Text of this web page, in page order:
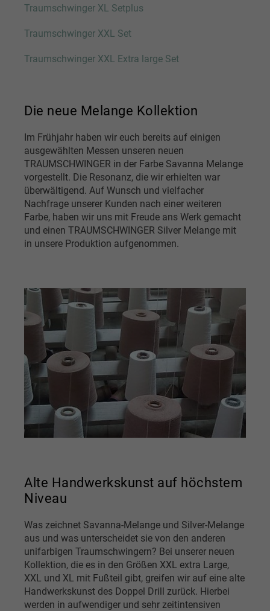
Traumschwinger XL Setplus
Traumschwinger XXL Set
Traumschwinger XXL Extra large Set
Die neue Melange Kollektion
Im Frühjahr haben wir euch bereits auf einigen
ausgewählten Messen unseren neuen
TRAUMSCHWINGER in der Farbe Savanna Melange
vorgestellt. Die Resonanz, die wir erhielten war
überwältigend. Auf Wunsch und vielfacher
Nachfrage unserer Kunden nach einer weiteren
Farbe, haben wir uns mit Freude ans Werk gemacht
und einen TRAUMSCHWINGER Silver Melange mit
in unsere Produktion aufgenommen.
Alte Handwerkskunst auf höchstem
Niveau
Was zeichnet Savanna-Melange und Silver-Melange
aus und was unterscheidet sie von den anderen
unifarbigen Traumschwingern? Bei unserer neuen
Kollektion, die es in den Größen XXL extra Large,
XXL und XL mit Fußteil gibt, greifen wir auf eine alte
Handwerkskunst des Doppel Drill zurück. Hierbei
werden in aufwendiger und sehr zeitintensiven